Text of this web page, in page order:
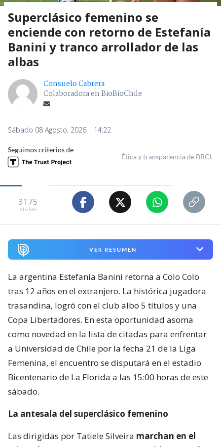
Superclásico femenino se
enciende con retorno de Estefanía
Banini y tranco arrollador de las
albas
Consuelo Cabrera
Colaboradora en BioBioChile
Sábado 08 Agosto, 2026 | 14:22
Seguimos criterios de
Ética y transparencia de BBCL
3175
visitas
VER RESUMEN
La argentina Estefanía Banini retorna a Colo Colo
tras 12 años en el extranjero. La histórica jugadora
trasandina, logró con el club albo 5 títulos y una
Copa Libertadores. En esta oportunidad asoma
como novedad en la lista de citadas para enfrentar
a Universidad de Chile por la fecha 21 de la Liga
Femenina, el encuentro se disputará en el estadio
Bicentenario de La Florida a las 15:00 horas de este
sábado.
La antesala del superclásico femenino
Las dirigidas por Tatiele Silveira marchan en el